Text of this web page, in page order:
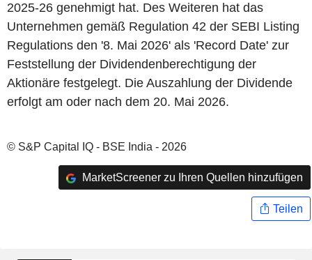
2025-26 genehmigt hat. Des Weiteren hat das
Unternehmen gemäß Regulation 42 der SEBI Listing
Regulations den '8. Mai 2026' als 'Record Date' zur
Feststellung der Dividendenberechtigung der
Aktionäre festgelegt. Die Auszahlung der Dividende
erfolgt am oder nach dem 20. Mai 2026.
© S&P Capital IQ - BSE India - 2026
MarketScreener zu Ihren Quellen hinzufügen
Teilen